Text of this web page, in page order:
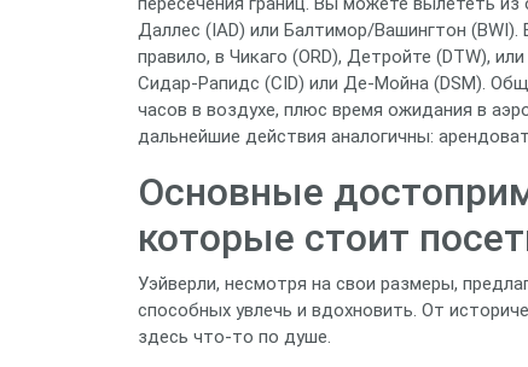
Даллес (IAD) или Балтимор/Вашингтон
правило, в Чикаго (ORD), Детройте (DTW),
Сидар-Рапидс (CID) или Де-Мойна (DSM).
часов в воздухе, плюс время ожидания в
дальнейшие действия аналогичны:
Основные
которые стоит
Уэйверли, несмотря на свои размеры,
способных увлечь и вдохновить. От
здесь что-то по душе.